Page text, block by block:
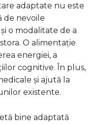
adaptate nu este
de nevoile
o modalitate de a
O alimentație
energiei, a
cognitive. În plus,
și ajută la
existente.
bine adaptată